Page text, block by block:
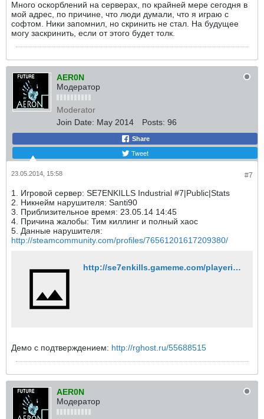
Много оскорблений на серверах, по крайней мере сегодня в
мой адрес, по причине, что люди думали, что я играю с
софтом. Ники запомнил, но скринить не стал. На будущее
могу заскринить, если от этого будет толк.
AER0N
Модератор
Moderator
Join Date: May 2014 Posts: 96
Share
Tweet
#7
23.05.2014, 15:58
1. Игровой сервер: SE7ENKILLS Industrial #7|Public|Stats
2. Никнейм нарушителя: Santi90
3. Приблизительное время: 23.05.14 14:45
4. Причина жалобы: Тим киллинг и полный хаос
5. Данные нарушителя:
http://steamcommunity.com/profiles/76561201617209380/
http://se7enkills.gameme.com/playerinfo/765072
Демо c подтверждением: http://rghost.ru/55688515
AER0N
Модератор